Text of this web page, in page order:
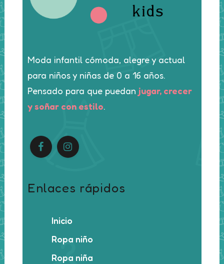
Moda infantil cómoda, alegre y actual
para niños y niñas de 0 a 16 años.
Pensado para que puedan jugar, crecer
y soñar con estilo.
Enlaces rápidos
Inicio
Ropa niño
Ropa niña